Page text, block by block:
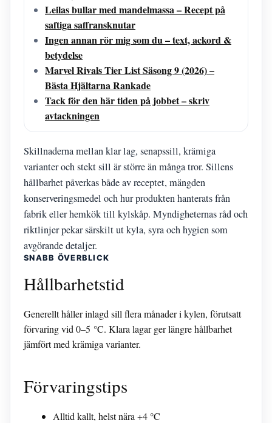
Leilas bullar med mandelmassa – Recept på
saftiga saffransknutar
Ingen annan rör mig som du – text, ackord &
betydelse
Marvel Rivals Tier List Säsong 9 (2026) –
Bästa Hjältarna Rankade
Tack för den här tiden på jobbet – skriv
avtackningen
Skillnaderna mellan klar lag, senapssill, krämiga
varianter och stekt sill är större än många tror. Sillens
hållbarhet påverkas både av receptet, mängden
konserveringsmedel och hur produkten hanterats från
fabrik eller hemkök till kylskåp. Myndigheternas råd och
riktlinjer pekar särskilt ut kyla, syra och hygien som
avgörande detaljer.
SNABB ÖVERBLICK
Hållbarhetstid
Generellt håller inlagd sill flera månader i kylen, förutsatt
förvaring vid 0–5 °C. Klara lagar ger längre hållbarhet
jämfört med krämiga varianter.
Förvaringstips
Alltid kallt, helst nära +4 °C